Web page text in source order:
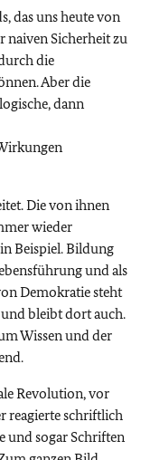
das uns heute von
naiven Sicherheit zu
die
Aber die
dann
Die von ihnen
wieder
Beispiel. Bildung
und als
Demokratie steht
bleibt dort auch.
Wissen und der
Revolution, vor
reagierte schriftlich
und sogar Schriften